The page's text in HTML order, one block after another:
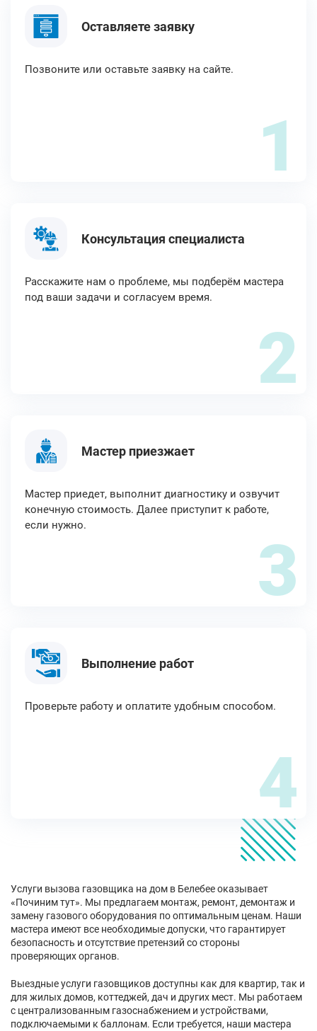
Оставляете заявку
Позвоните или оставьте заявку на сайте.
1
Консультация специалиста
Расскажите нам о проблеме, мы подберём мастера
под ваши задачи и согласуем время.
2
Мастер приезжает
Мастер приедет, выполнит диагностику и озвучит
конечную стоимость. Далее приступит к работе,
если нужно.
3
Выполнение работ
Проверьте работу и оплатите удобным способом.
4
Услуги вызова газовщика на дом в Белебее оказывает
«Починим тут». Мы предлагаем монтаж, ремонт, демонтаж и
замену газового оборудования по оптимальным ценам. Наши
мастера имеют все необходимые допуски, что гарантирует
безопасность и отсутствие претензий со стороны
проверяющих органов.
Выездные услуги газовщиков доступны как для квартир, так и
для жилых домов, коттеджей, дач и других мест. Мы работаем
с централизованным газоснабжением и устройствами,
подключаемыми к баллонам. Если требуется, наши мастера